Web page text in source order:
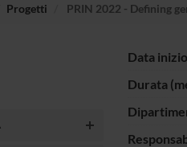
Progetti PRIN 2022 - Defining
Data inizio
Durata